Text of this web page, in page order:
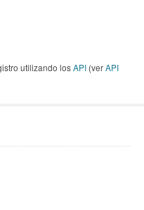
utilizando losAPI (verAPI